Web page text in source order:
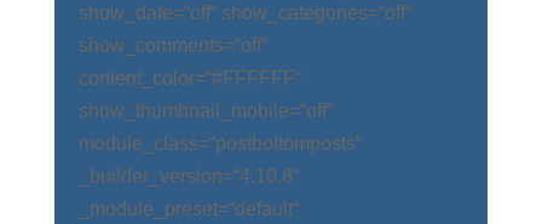
show_date=“off“ show_categories=“off“
show_comments=“off“
content_color=“#FFFFFF“
show_thumbnail_mobile=“off“
module_class=“postbottomposts“
_builder_version=“4.10.8″
_module_preset=“default“